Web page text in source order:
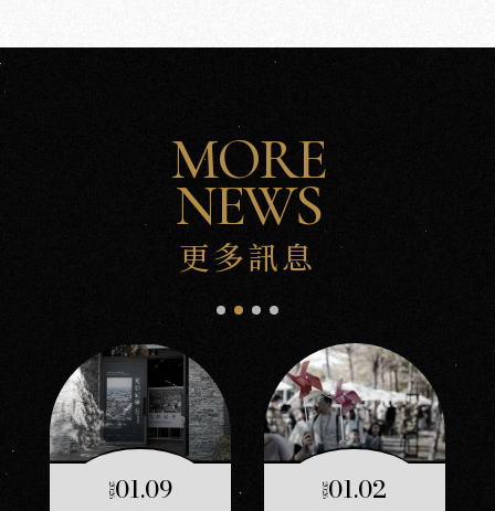
MORE
NEWS
更多訊息
202601.09 202601.02